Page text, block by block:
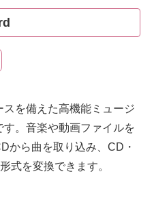
を備えた高機能ミュージ
。音楽や動画ファイルを
から曲を取り込み、CD・
式を変換できます。